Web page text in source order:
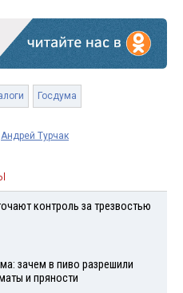
Госдума
Андрей Турчак
контроль за трезвостью
зачем в пиво разрешили
и пряности